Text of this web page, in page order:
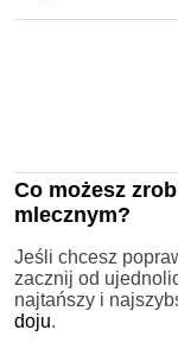
Co możesz
mlecznym?
Jeśli chcesz
zacznij od
najtańszy i
doju.